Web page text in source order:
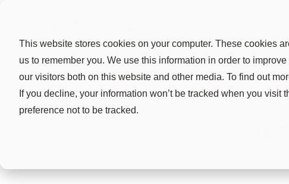
This website stores cookies on your computer. These cookies
us to remember you. We use this information in order to
our visitors both on this website and other media. To find out
If you decline, your information won’t be tracked when you
preference not to be tracked.